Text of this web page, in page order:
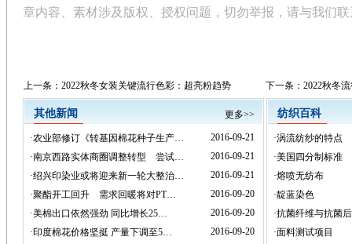
章内容、素材涉及版权、授权问题，切勿举报，请与我们联
上一条： 2022秋冬女装关键流行色彩：超亮粉趋势 下一条： 2022秋冬
其他新闻 更多>>
·农业部修订《转基因棉花种子生产…
2016-09-21
·南京西路实体商圈调整转型 尝试…
2016-09-21
·绍兴印染业或将迎来新一轮大整治…
2016-09-21
·聚酯开工回升 需求回暖将对PT…
2016-09-20
·美棉出口依然强劲 同比增长25…
2016-09-20
·印度棉花价格坚挺 产量下调至5…
2016-09-20
纺织百科
·涡流纺纱的特点
·美国四分制标准
·熔喷无纺布
·靛蓝染色
·抗菌纤维与抗菌
·面料测试项目